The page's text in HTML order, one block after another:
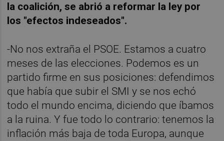
la coalición, se abrió a reformar la ley por
los "efectos indeseados".
-No nos extraña el PSOE. Estamos a cuatro
meses de las elecciones. Podemos es un
partido firme en sus posiciones: defendimos
que había que subir el SMI y se nos echó
todo el mundo encima, diciendo que íbamos
a la ruina. Y fue todo lo contrario: tenemos la
inflación más baja de toda Europa, aunque